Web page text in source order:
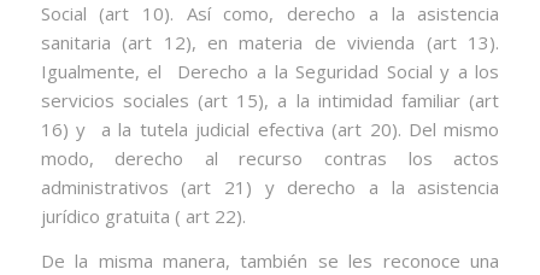
Social (art 10). Así como, derecho a la asistencia
sanitaria (art 12), en materia de vivienda (art 13).
Igualmente, el
Derecho a la Seguridad Social y a los
servicios sociales (art 15), a la intimidad familiar (art
16) y
a la tutela judicial efectiva (art 20). Del mismo
modo, derecho al recurso contras los actos
administrativos (art 21) y derecho a la asistencia
jurídico gratuita ( art 22).
De la misma manera, también se les reconoce una